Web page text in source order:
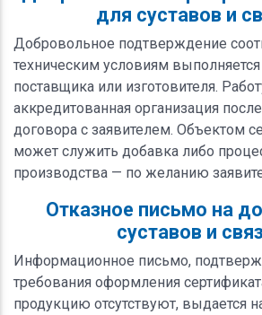
для суставов и
Добровольное подтверждение
техническим условиям
поставщика или изготовителя.
аккредитованная организация
договора с заявителем. Объектом
может служить добавка либо
производства — по желанию
Отказное письмо на
суставов и
Информационное письмо,
требования оформления
продукцию отсутствуют, выдается